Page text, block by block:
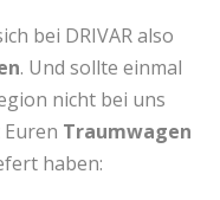
bei DRIVAR also
. Und sollte einmal
nicht bei uns
Traumwagen
haben: